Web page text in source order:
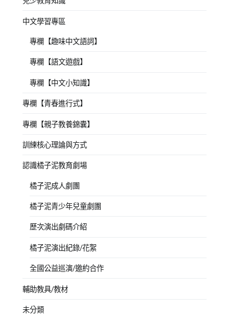
中文學習專區
專欄【趣味中文語詞】
專欄【語文遊戲】
專欄【中文小知識】
專欄【青春進行式】
專欄【親子教養錦囊】
訓練核心理論與方式
認識橘子泥教育劇場
橘子泥成人劇團
橘子泥青少年兒童劇團
歷次演出劇碼介紹
橘子泥演出紀錄/花絮
全國公益巡演/邀約合作
輔助教具/教材
未分類